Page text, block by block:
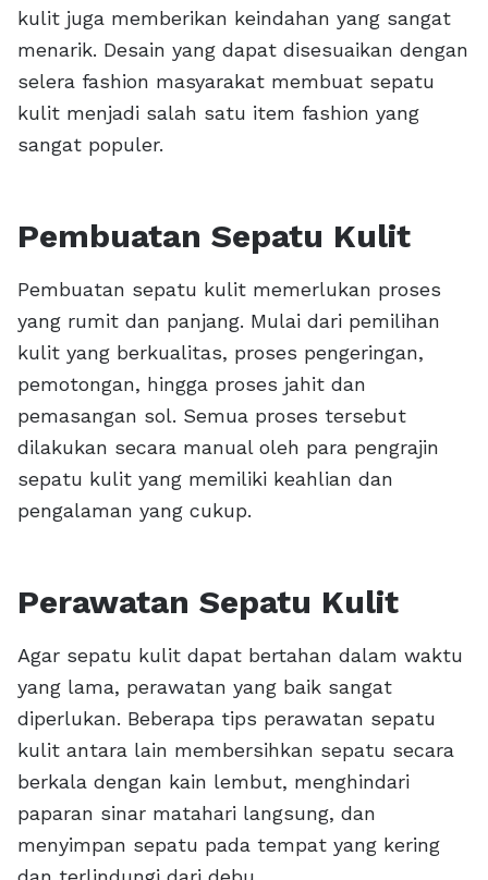
kulit juga memberikan keindahan yang sangat
menarik. Desain yang dapat disesuaikan dengan
selera fashion masyarakat membuat sepatu
kulit menjadi salah satu item fashion yang
sangat populer.
Pembuatan Sepatu Kulit
Pembuatan sepatu kulit memerlukan proses
yang rumit dan panjang. Mulai dari pemilihan
kulit yang berkualitas, proses pengeringan,
pemotongan, hingga proses jahit dan
pemasangan sol. Semua proses tersebut
dilakukan secara manual oleh para pengrajin
sepatu kulit yang memiliki keahlian dan
pengalaman yang cukup.
Perawatan Sepatu Kulit
Agar sepatu kulit dapat bertahan dalam waktu
yang lama, perawatan yang baik sangat
diperlukan. Beberapa tips perawatan sepatu
kulit antara lain membersihkan sepatu secara
berkala dengan kain lembut, menghindari
paparan sinar matahari langsung, dan
menyimpan sepatu pada tempat yang kering